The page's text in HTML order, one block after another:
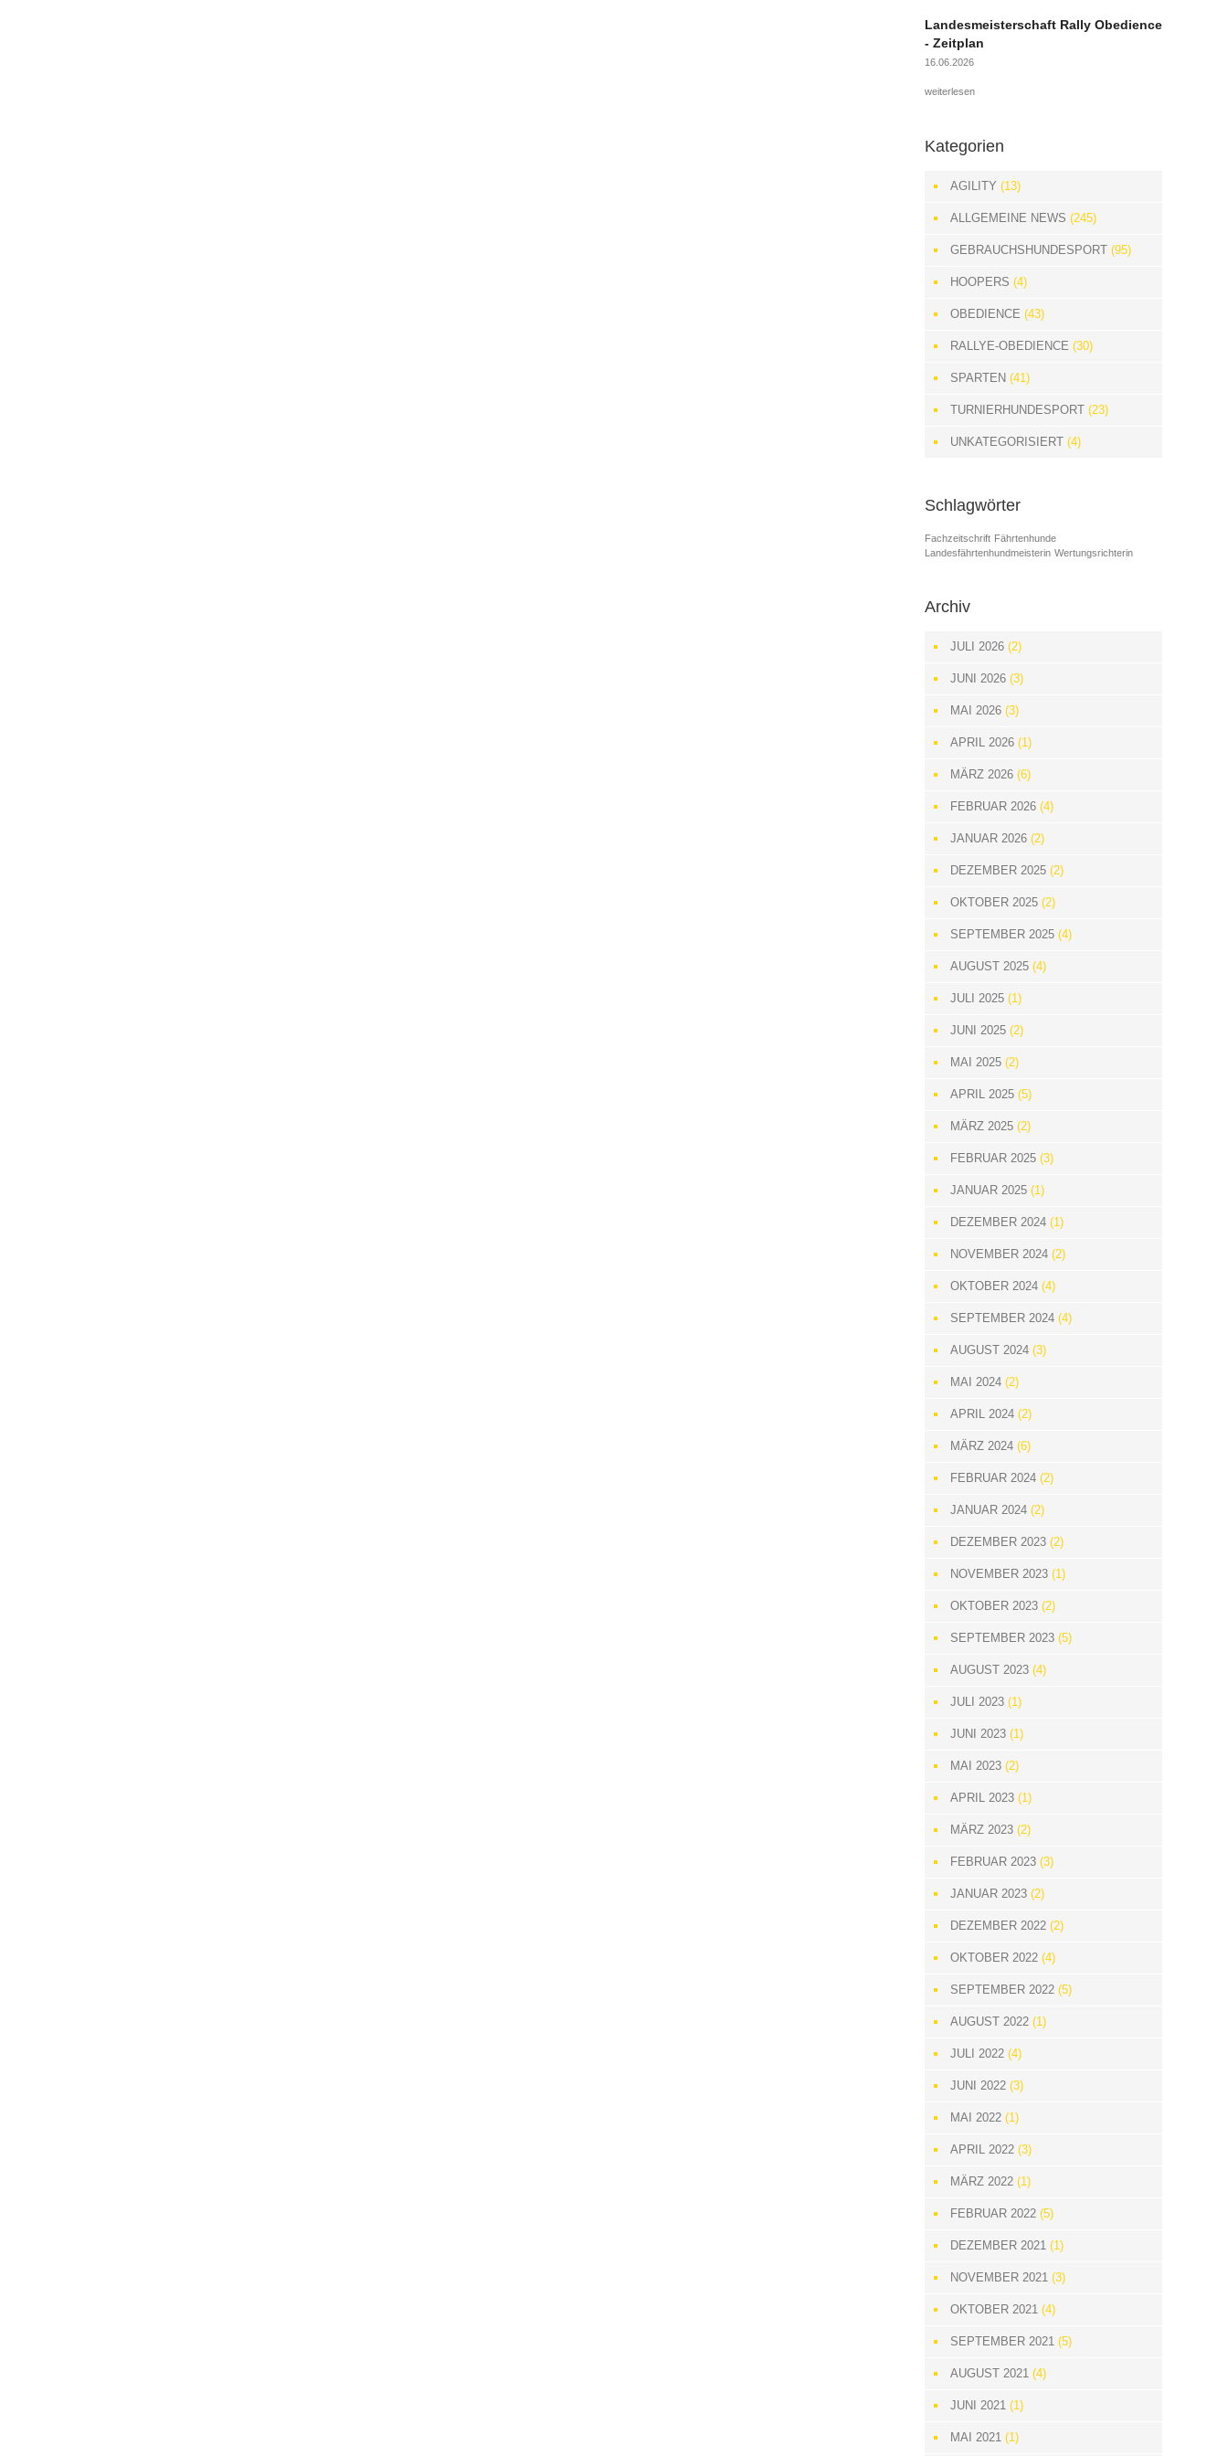
Landesmeisterschaft Rally Obedience
- Zeitplan
16.06.2026
weiterlesen
Kategorien
AGILITY (13)
ALLGEMEINE NEWS (245)
GEBRAUCHSHUNDESPORT(95)
HOOPERS (4)
OBEDIENCE (43)
RALLYE-OBEDIENCE (30)
SPARTEN (41)
TURNIERHUNDESPORT(23)
UNKATEGORISIERT(4)
Schlagwörter
Fachzeitschrift Fährtenhunde
Landesfährtenhundmeisterin Wertungsrichterin
Archiv
JULI 2026(2)
JUNI 2026(3)
MAI 2026(3)
APRIL 2026(1)
MÄRZ 2026(6)
FEBRUAR 2026(4)
JANUAR 2026(2)
DEZEMBER 2025(2)
OKTOBER 2025(2)
SEPTEMBER 2025(4)
AUGUST 2025(4)
JULI 2025(1)
JUNI 2025(2)
MAI 2025(2)
APRIL 2025(5)
MÄRZ 2025(2)
FEBRUAR 2025(3)
JANUAR 2025(1)
DEZEMBER 2024(1)
NOVEMBER 2024(2)
OKTOBER 2024(4)
SEPTEMBER 2024(4)
AUGUST 2024(3)
MAI 2024(2)
APRIL 2024(2)
MÄRZ 2024(6)
FEBRUAR 2024(2)
JANUAR 2024(2)
DEZEMBER 2023(2)
NOVEMBER 2023(1)
OKTOBER 2023(2)
SEPTEMBER 2023(5)
AUGUST 2023(4)
JULI 2023(1)
JUNI 2023(1)
MAI 2023(2)
APRIL 2023(1)
MÄRZ 2023(2)
FEBRUAR 2023(3)
JANUAR 2023(2)
DEZEMBER 2022(2)
OKTOBER 2022(4)
SEPTEMBER 2022(5)
AUGUST 2022(1)
JULI 2022(4)
JUNI 2022(3)
MAI 2022(1)
APRIL 2022(3)
MÄRZ 2022(1)
FEBRUAR 2022(5)
DEZEMBER 2021(1)
NOVEMBER 2021(3)
OKTOBER 2021(4)
SEPTEMBER 2021(5)
AUGUST 2021(4)
JUNI 2021(1)
MAI 2021(1)